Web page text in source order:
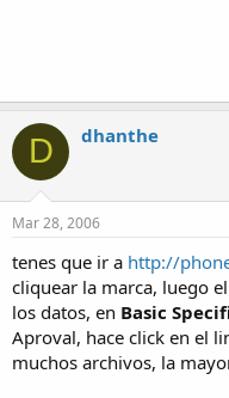
D dhanthe
Mar 28, 2006
tenes que ir a http://
cliquear la marca, luego
los datos, en Basic
Aproval, hace click en el
muchos archivos, la